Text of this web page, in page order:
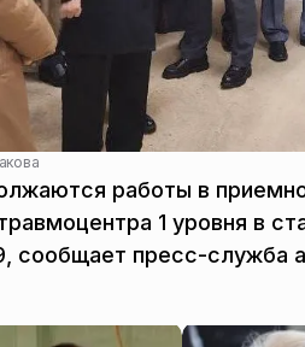
работы в
1 уровня в
сообщает пресс-служба